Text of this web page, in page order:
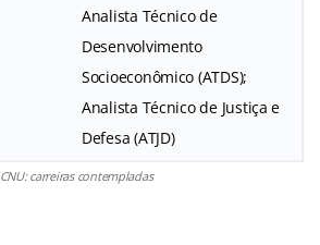
Analista Técnico de
Desenvolvimento
Socioeconômico (ATDS);
Analista Técnico de Justiça e
Defesa (ATJD)
CNU: carreiras contempladas